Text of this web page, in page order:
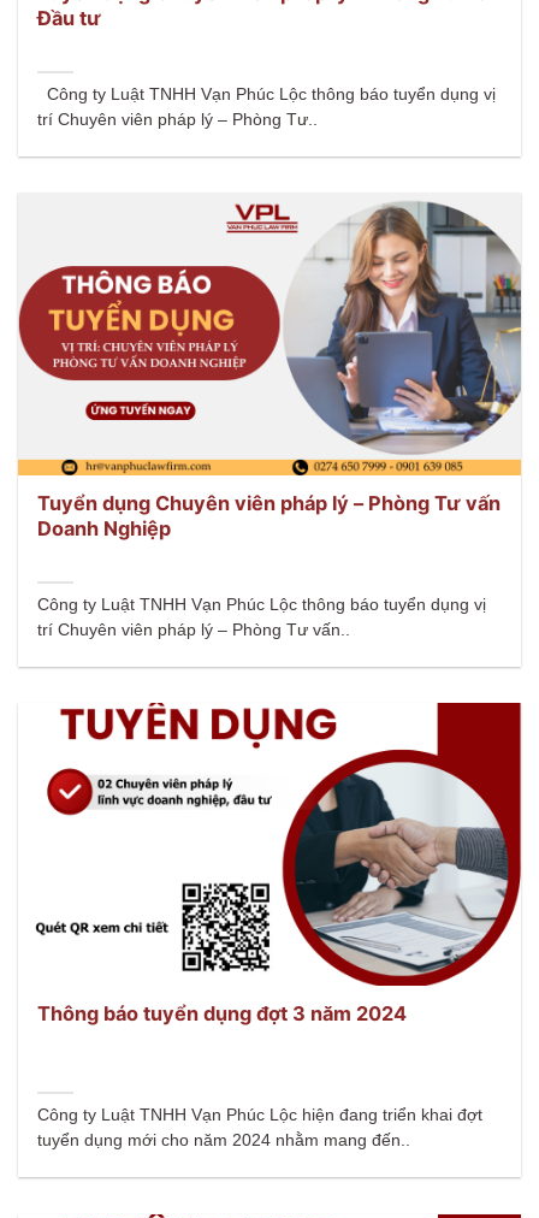
Đầu tư
Công ty Luật TNHH Vạn Phúc Lộc thông báo tuyển dụng vị
trí Chuyên viên pháp lý – Phòng Tư..
Tuyển dụng Chuyên viên pháp lý – Phòng Tư vấn
Doanh Nghiệp
Công ty Luật TNHH Vạn Phúc Lộc thông báo tuyển dụng vị
trí Chuyên viên pháp lý – Phòng Tư vấn..
Thông báo tuyển dụng đợt 3 năm 2024
Công ty Luật TNHH Vạn Phúc Lộc hiện đang triển khai đợt
tuyển dụng mới cho năm 2024 nhằm mang đến..